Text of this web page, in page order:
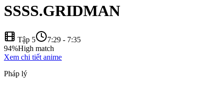
SSSS.GRIDMAN
Tập 5 7:29 - 7:35
94%High match
Xem chi tiết anime
Pháp lý